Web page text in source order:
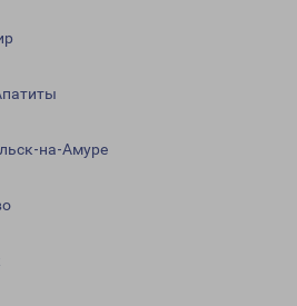
на-Амуре